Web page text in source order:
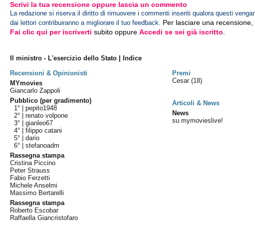
Scrivi la tua recensione oppure lascia un commento
La redazione si riserva il diritto di rimuovere i commenti inseriti qualora questi
dai lettori contribuiranno a migliorare il tuo feedback. Per lasciare una
Fai clic qui per iscriverti subito oppureAccedi se sei già iscritto
Il ministro - L'esercizio dello Stato | Indice
Recensioni & Opinionisti
Premi
MYmovies
Giancarlo Zappoli
Pubblico (per gradimento)
1° |pepito1948
2° |renato volpone
3° |gianleo67
4° |filippo catani
5° |dario
6° |stefanoadm
Rassegna stampa
Cristina Piccino
Peter Strauss
Fabio Ferzetti
Michele Anselmi
Massimo Bertarelli
Rassegna stampa
Roberto Escobar
Raffaella Giancristofaro
Cesar(18)
Articoli & News
News
su mymovieslive!